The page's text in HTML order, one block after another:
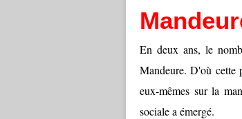
En deux ans, le
Mandeure. D'où cette
eux-mêmes sur la
sociale a émergé.